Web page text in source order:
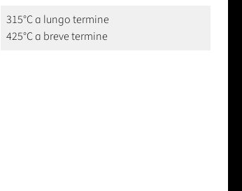
315°C a lungo termine
425°C a breve termine